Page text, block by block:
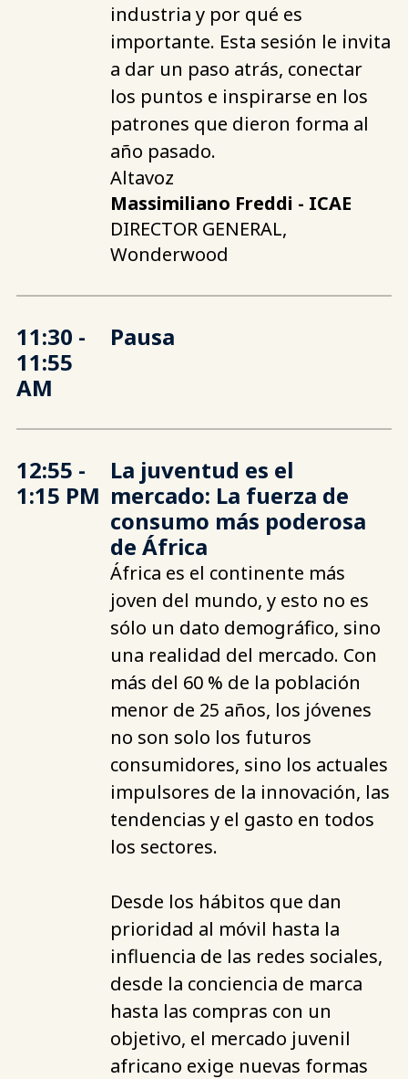
industria y por qué es
importante. Esta sesión le invita
a dar un paso atrás, conectar
los puntos e inspirarse en los
patrones que dieron forma al
año pasado.
Altavoz
Massimiliano Freddi - ICAE
DIRECTOR GENERAL,
Wonderwood
11:30 -
11:55
AM
Pausa
12:55 -
1:15 PM
La juventud es el
mercado: La fuerza de
consumo más poderosa
de África
África es el continente más
joven del mundo, y esto no es
sólo un dato demográfico, sino
una realidad del mercado. Con
más del 60 % de la población
menor de 25 años, los jóvenes
no son solo los futuros
consumidores, sino los actuales
impulsores de la innovación, las
tendencias y el gasto en todos
los sectores.
Desde los hábitos que dan
prioridad al móvil hasta la
influencia de las redes sociales,
desde la conciencia de marca
hasta las compras con un
objetivo, el mercado juvenil
africano exige nuevas formas